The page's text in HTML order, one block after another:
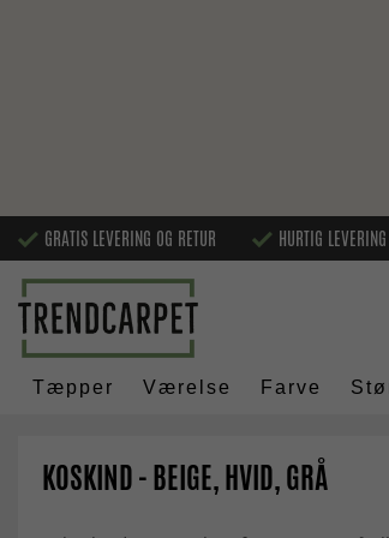
GRATIS LEVERING OG RETUR HURTIG LEVERING
Tæpper Værelse Farve
KOSKIND - BEIGE, HVID, GRÅ